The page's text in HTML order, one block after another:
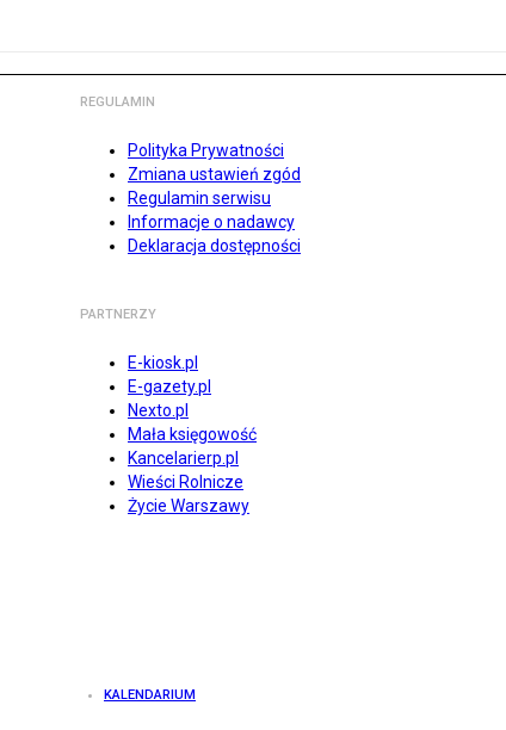
REGULAMIN
Polityka Prywatności
Zmiana ustawień zgód
Regulamin serwisu
Informacje o nadawcy
Deklaracja dostępności
PARTNERZY
E-kiosk.pl
E-gazety.pl
Nexto.pl
Mała księgowość
Kancelarierp.pl
Wieści Rolnicze
Życie Warszawy
KALENDARIUM